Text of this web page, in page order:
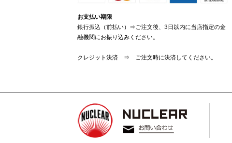
お支払い期限
銀行振込（前払い）⇒ご注文後、3日以内に当店指定の金
融機関にお振り込みください。
クレジット決済 ⇒ ご注文時に決済してください。